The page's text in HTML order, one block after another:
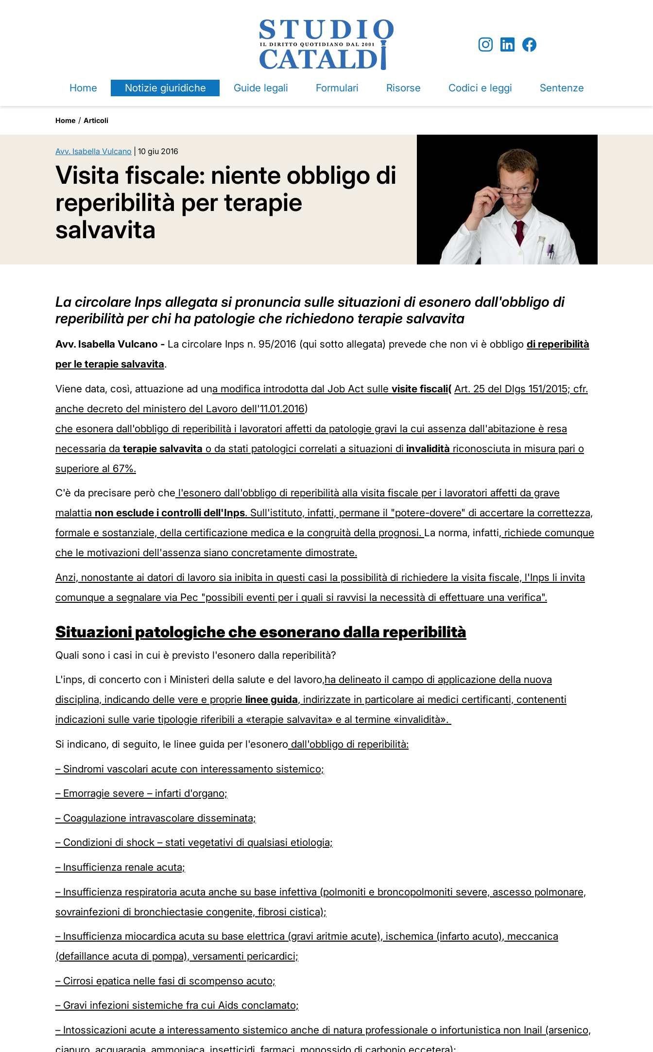
Home Notizie giuridiche Guide legali Formulari Risorse Codici e leggi Sentenze
Home Articoli
Avv. Isabella Vulcano 10 giu 2016
Visita fiscale: niente obbligo di
reperibilità per terapie
salvavita
La circolare Inps allegata si pronuncia sulle situazioni di esonero dall'obbligo di
reperibilità per chi ha patologie che richiedono terapie salvavita
Avv. Isabella Vulcano - La circolare Inps n. 95/2016 (qui sotto allegata) prevede che non vi è obbligo di reperibilità
per le terapie salvavita.
Viene data, così, attuazione ad una modifica introdotta dal Job Act sulle visite fiscali( Art. 25 del Dlgs 151/2015; cfr.
anche decreto del ministero del Lavoro dell'11.01.2016)
che esonera dall'obbligo di reperibilità i lavoratori affetti da patologie gravi la cui assenza dall'abitazione è resa
necessaria da terapie salvavita o da stati patologici correlati a situazioni di invalidità riconosciuta in misura pari o
superiore al 67%.
C'è da precisare però che l'esonero dall'obbligo di reperibilità alla visita fiscale per i lavoratori affetti da grave
malattia non esclude i controlli dell'Inps. Sull'istituto, infatti, permane il "potere-dovere" di accertare la correttezza,
formale e sostanziale, della certificazione medica e la congruità della prognosi. La norma, infatti, richiede comunque
che le motivazioni dell'assenza siano concretamente dimostrate.
Anzi, nonostante ai datori di lavoro sia inibita in questi casi la possibilità di richiedere la visita fiscale, l'Inps li invita
comunque a segnalare via Pec "possibili eventi per i quali si ravvisi la necessità di effettuare una verifica".
Situazioni patologiche che esonerano dalla reperibilità
Quali sono i casi in cui è previsto l'esonero dalla reperibilità?
L'inps, di concerto con i Ministeri della salute e del lavoro,ha delineato il campo di applicazione della nuova
disciplina, indicando delle vere e proprie linee guida, indirizzate in particolare ai medici certificanti, contenenti
indicazioni sulle varie tipologie riferibili a «terapie salvavita» e al termine «invalidità».
Si indicano, di seguito, le linee guida per l'esonero dall'obbligo di reperibilità:
– Sindromi vascolari acute con interessamento sistemico;
– Emorragie severe – infarti d'organo;
– Coagulazione intravascolare disseminata;
– Condizioni di shock – stati vegetativi di qualsiasi etiologia;
– Insufficienza renale acuta;
– Insufficienza respiratoria acuta anche su base infettiva (polmoniti e broncopolmoniti severe, ascesso polmonare,
sovrainfezioni di bronchiectasie congenite, fibrosi cistica);
– Insufficienza miocardica acuta su base elettrica (gravi aritmie acute), ischemica (infarto acuto), meccanica
(defaillance acuta di pompa), versamenti pericardici;
– Cirrosi epatica nelle fasi di scompenso acuto;
– Gravi infezioni sistemiche fra cui Aids conclamato;
– Intossicazioni acute a interessamento sistemico anche di natura professionale o infortunistica non Inail (arsenico,